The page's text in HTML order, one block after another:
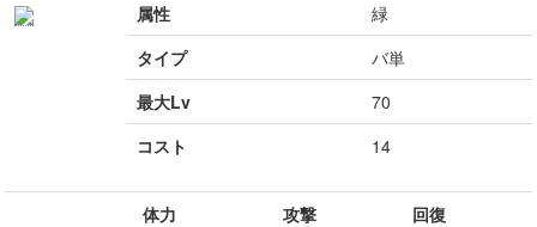
属性
緑
タイプ
バ単
最大Lv
70
コスト
14
体力 攻撃
回復